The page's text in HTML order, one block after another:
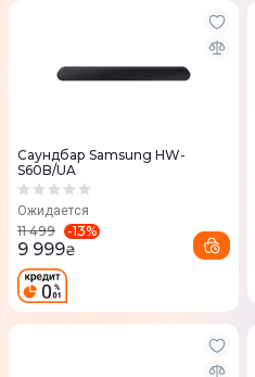
Саундбар Samsung HW-
S60B/UA
Ожидается
11 499 -13%
9 999₴